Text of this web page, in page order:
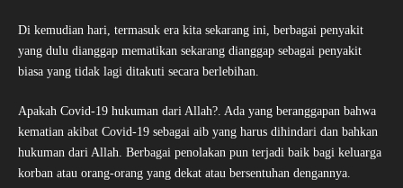
Di kemudian hari, termasuk era kita sekarang ini, berbagai penyakit
yang dulu dianggap mematikan sekarang dianggap sebagai penyakit
biasa yang tidak lagi ditakuti secara berlebihan.
Apakah Covid-19 hukuman dari Allah?. Ada yang beranggapan bahwa
kematian akibat Covid-19 sebagai aib yang harus dihindari dan bahkan
hukuman dari Allah. Berbagai penolakan pun terjadi baik bagi keluarga
korban atau orang-orang yang dekat atau bersentuhan dengannya.